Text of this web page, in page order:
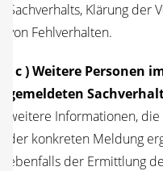
Sach­ver­halts, Klä­rung
von Fehlverhalten.
( c ) Wei­te­re Per­so­nen
gemel­de­ten
wei­te­re Infor­ma­tio­nen,
der kon­kre­ten Mel­dung
eben­falls der Ermitt­lung